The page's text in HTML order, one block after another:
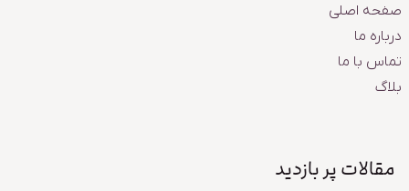
صفحه اصلی
درباره ما
تماس با ما
بلاگ
مقالات پر بازدید